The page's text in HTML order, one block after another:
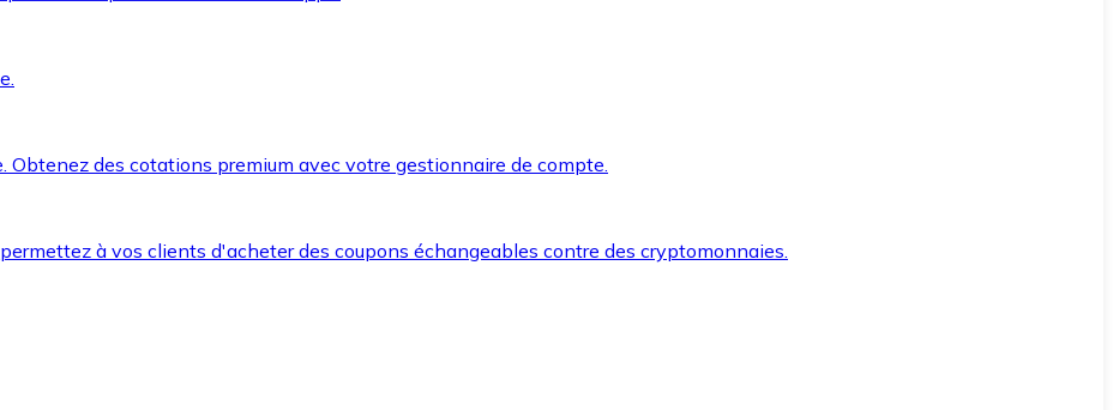
Obtenez des cotations premium avec votre gestionnaire de compte.
à vos clients d'acheter des coupons échangeables contre des cryptomonnaies.